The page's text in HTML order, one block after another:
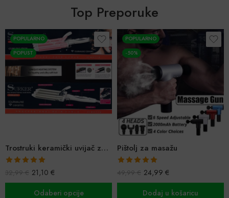
Top Preporuke
POPULARNO
POPUST
Trostruki keramički uvijač za bogate valove
Ocijenjeno
5.00 od 5
32,99€ 21,10 €
Odaberi opcije
POPULARNO
-50%
Pištolj za masažu
Ocijenjeno
5.00 od 5
49,99€ 24,99 €
Dodaj u košaricu